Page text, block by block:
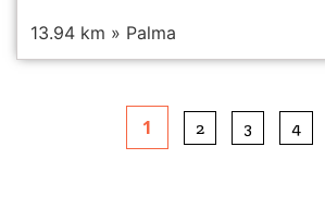
13.94 km » Palma
1 2 3 4